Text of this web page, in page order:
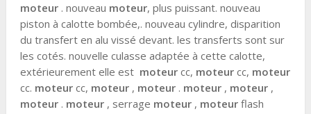
moteur. nouveau moteur, plus puissant. nouveau
piston à calotte bombée,. nouveau cylindre, disparition
du transfert en alu vissé devant. les transferts sont sur
les cotés. nouvelle culasse adaptée à cette calotte,
extérieurement elle est moteurcc, moteurcc, moteur
cc. moteurcc, moteur, moteur. moteur, moteur,
moteur. moteur, serrage moteur, moteurflash